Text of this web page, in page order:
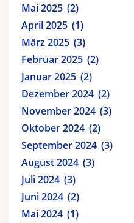
Mai 2025 2
April 2025 1
März 2025 3
Februar 2025 2
Januar 2025 2
Dezember 2024 2
November 2024 3
Oktober 2024 2
September 2024 3
August 2024 3
Juli 2024 3
Juni 2024 2
Mai 2024 1